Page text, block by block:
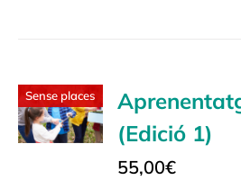
Sense places
(Edició 1)
55,00€